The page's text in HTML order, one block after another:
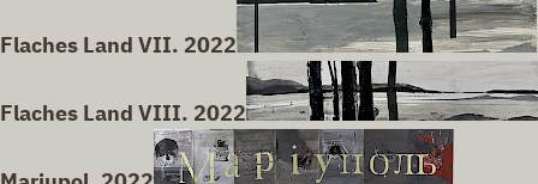
Flaches Land VII. 2022
Flaches Land VIII. 2022